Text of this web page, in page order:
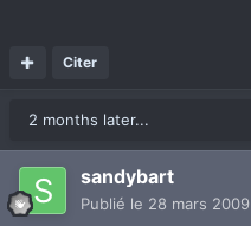
Citer
2 months later...
sandybart
Publié le 28 mars 2009